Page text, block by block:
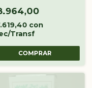
X 60 CC
con
Transf